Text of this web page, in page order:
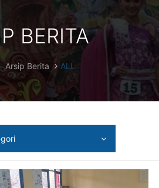
BERITA
Arsip Berita ALL